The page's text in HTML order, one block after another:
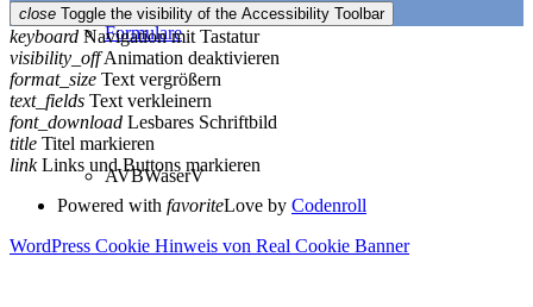
Formulare
AVBWaserV
close Toggle the visibility of the Accessibility Toolbar
keyboard Navigation mit Tastatur
visibility_off Animation deaktivieren
format_size Text vergrößern
text_fields Text verkleinern
font_download Lesbares Schriftbild
title Titel markieren
link Links und Buttons markieren
Powered with favoriteLove by Codenroll
WordPress Cookie Hinweis von Real Cookie Banner